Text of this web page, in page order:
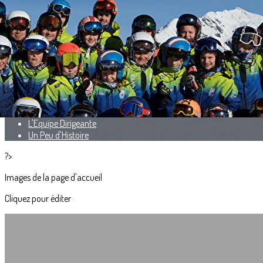
Exporter les lignes sélectionnées
Exporter toutes les colonnes
Exporter uniquement les colonnes affichées
Menu
<
>
Carte d'Identité
L'Equipe Dirigeante
Un Peu d'Histoire
?>
Images de la page d'accueil
Cliquez pour éditer